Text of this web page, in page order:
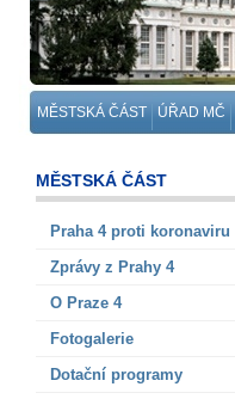
MĚSTSKÁ ČÁST ÚŘAD MČ
MĚSTSKÁ ČÁST
Praha 4 proti koronaviru
Zprávy z Prahy 4
O Praze 4
Fotogalerie
Dotační programy